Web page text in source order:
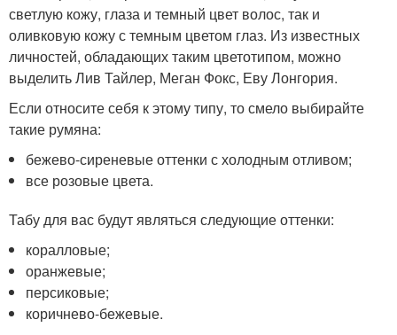
светлую кожу, глаза и темный цвет волос, так и
оливковую кожу с темным цветом глаз. Из известных
личностей, обладающих таким цветотипом, можно
выделить Лив Тайлер, Меган Фокс, Еву Лонгория.
Если относите себя к этому типу, то смело выбирайте
такие румяна:
бежево-сиреневые оттенки с холодным отливом;
все розовые цвета.
Табу для вас будут являться следующие оттенки:
коралловые;
оранжевые;
персиковые;
коричнево-бежевые.